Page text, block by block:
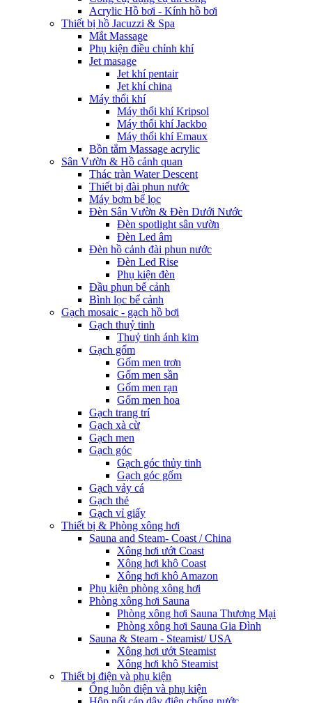
Acrylic Hồ bơi - Kính hồ bơi
Thiết bị hồ Jacuzzi & Spa
Mắt Massage
Phụ kiện điều chỉnh khí
Jet masage
Jet khí pentair
Jet khí china
Máy thổi khí
Máy thổi khí Kripsol
Máy thổi khí Jackbo
Máy thổi khí Emaux
Bồn tắm Massage acrylic
Sân Vườn & Hồ cảnh quan
Thác tràn Water Descent
Thiết bị đài phun nước
Máy bơm bể lọc
Đèn Sân Vườn & Đèn Dưới Nước
Đèn spotlight sân vườn
Đèn Led âm
Đèn hồ cảnh đài phun nước
Đèn Led Rise
Phụ kiện đèn
Đầu phun bể cảnh
Bình lọc bể cảnh
Gạch mosaic - gạch hồ bơi
Gạch thuỷ tinh
Thuỷ tinh ánh kim
Gạch gốm
Gốm men trơn
Gốm men sần
Gốm men rạn
Gốm men hoa
Gạch trang trí
Gạch xà cừ
Gạch men
Gạch góc
Gạch góc thủy tinh
Gạch góc gốm
Gạch vảy cá
Gạch thẻ
Gạch vỉ giấy
Thiết bị & Phòng xông hơi
Sauna and Steam- Coast / China
Xông hơi ướt Coast
Xông hơi khô Coast
Xông hơi khô Amazon
Phụ kiện phòng xông hơi
Phòng xông hơi Sauna
Phòng xông hơi Sauna Thương Mại
Phòng xông hơi Sauna Gia Đình
Sauna & Steam - Steamist/ USA
Xông hơi ướt Steamist
Xông hơi khô Steamist
Thiết bị điện và phụ kiện
Ống luồn điện và phụ kiện